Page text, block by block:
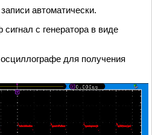
автоматически.
c генератора в виде
для получения